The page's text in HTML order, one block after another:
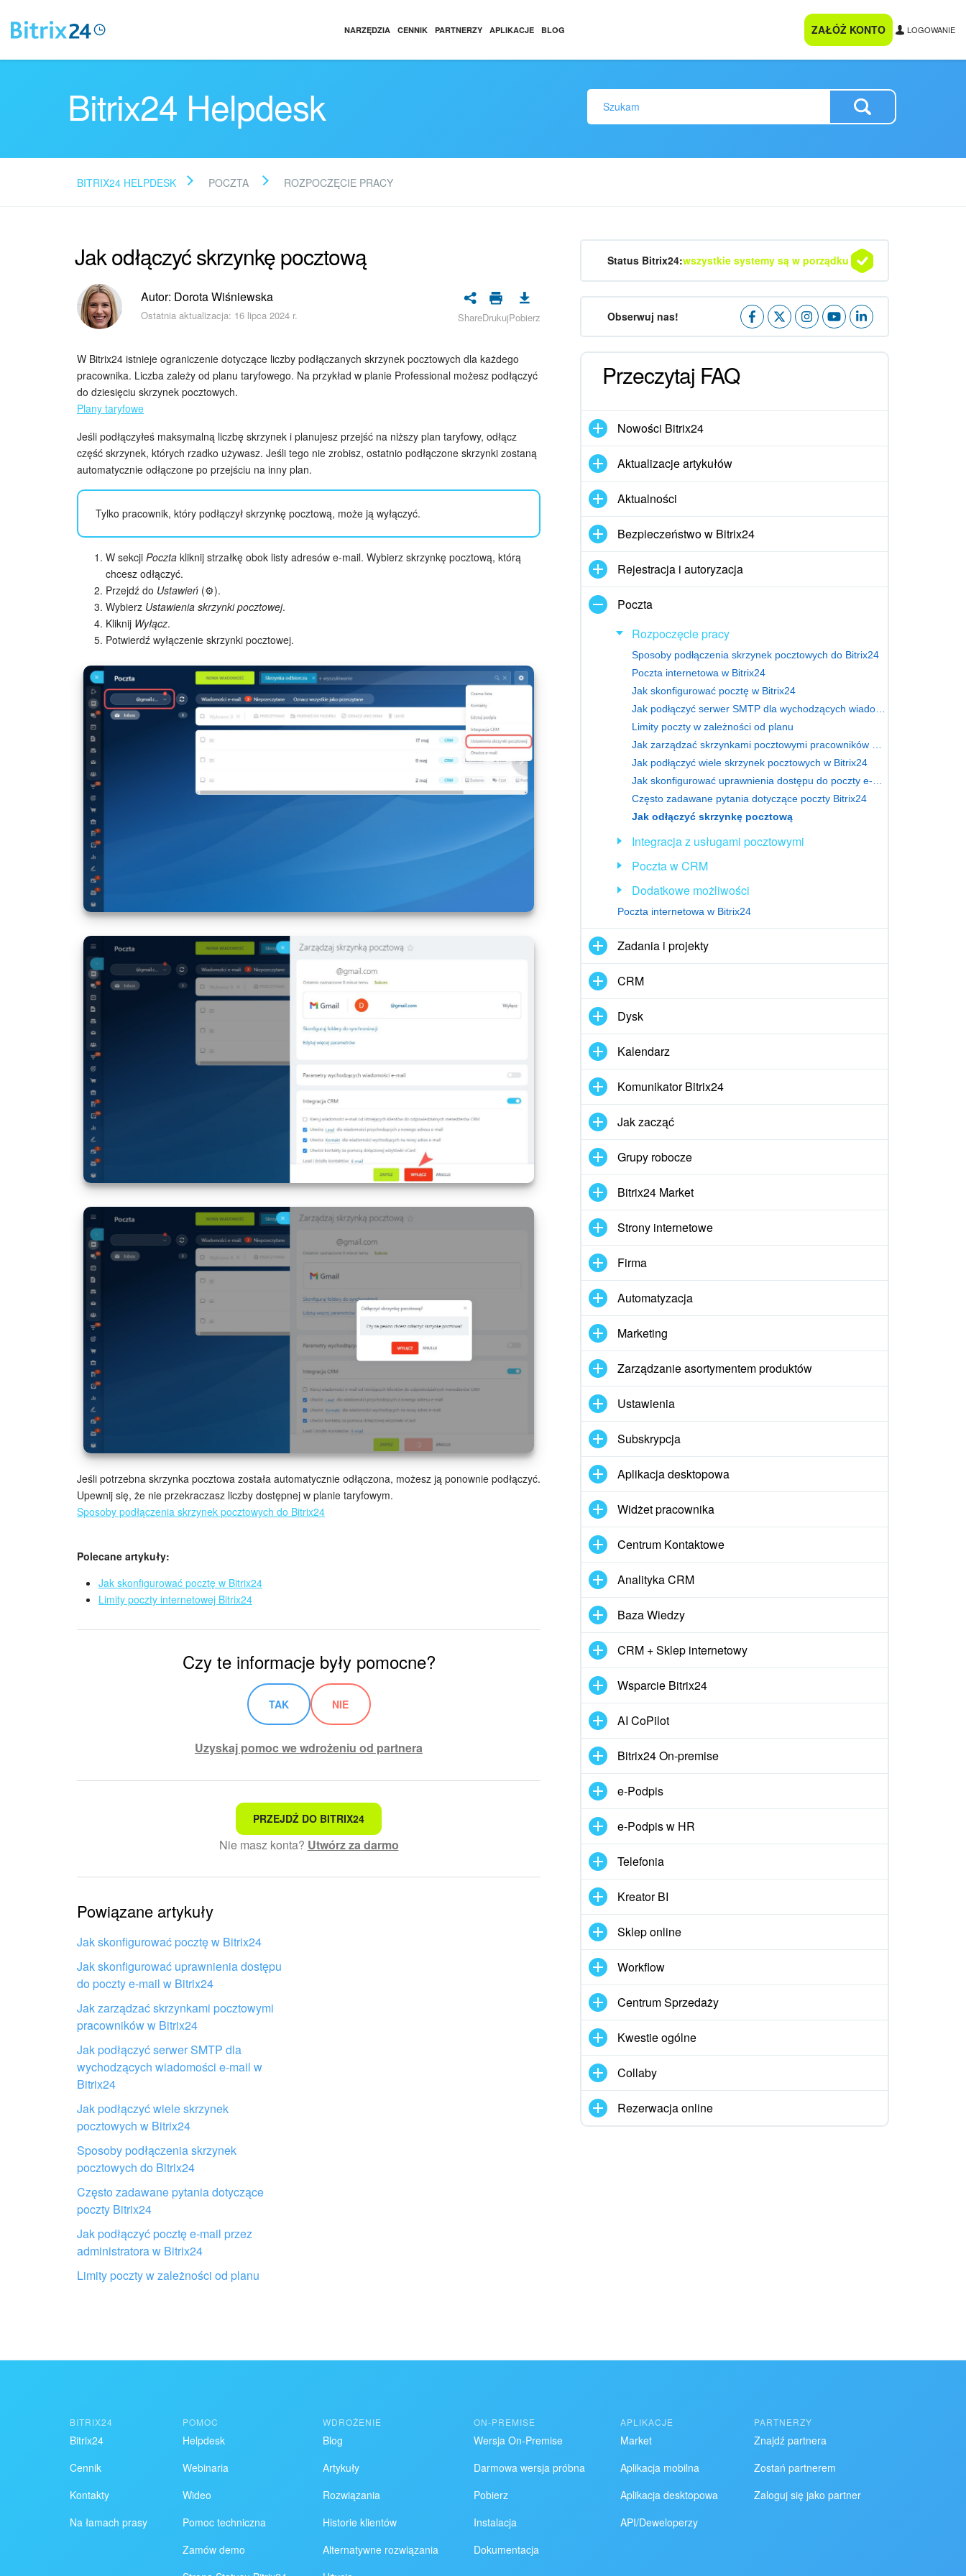
NARZĘDZIA CENNIK PARTNERZY APLIKACJE BLOG ZAŁÓŻ KONTO LOGOWANIE
Bitrix24 Helpdesk
BITRIX24 HELPDESK POCZTA ROZPOCZĘCIE PRACY
Jak odłączyć skrzynkę pocztową
Autor: Dorota Wiśniewska
Ostatnia aktualizacja: 16 lipca 2024 r. ShareDrukujPobierz
W Bitrix24 istnieje ograniczenie dotyczące liczby podłączanych skrzynek pocztowych dla każdego
pracownika. Liczba zależy od planu taryfowego. Na przykład w planie Professional możesz podłączyć
do dziesięciu skrzynek pocztowych.
Plany taryfowe
Jeśli podłączyłeś maksymalną liczbę skrzynek i planujesz przejść na niższy plan taryfowy, odłącz
część skrzynek, których rzadko używasz. Jeśli tego nie zrobisz, ostatnio podłączone skrzynki zostaną
automatycznie odłączone po przejściu na inny plan.
Tylko pracownik, który podłączył skrzynkę pocztową, może ją wyłączyć.
W sekcji Poczta kliknij strzałkę obok listy adresów e-mail. Wybierz skrzynkę pocztową, którą
chcesz odłączyć.
Przejdź do Ustawień (⚙️).
Wybierz Ustawienia skrzynki pocztowej.
Kliknij Wyłącz.
Potwierdź wyłączenie skrzynki pocztowej.
Jeśli potrzebna skrzynka pocztowa została automatycznie odłączona, możesz ją ponownie podłączyć.
Upewnij się, że nie przekraczasz liczby dostępnej w planie taryfowym.
Sposoby podłączenia skrzynek pocztowych do Bitrix24
Polecane artykuły:
Jak skonfigurować pocztę w Bitrix24
Limity poczty internetowej Bitrix24
Czy te informacje były pomocne?
TAK NIE
Uzyskaj pomoc we wdrożeniu od partnera
To nie jest to, czego szukam
Artykuł jest za krótki. Potrzebuję więcej informacji
Nie podoba mi się sposób działania tego narzędzia
Otrzymaj pomoc przy konfiguracji
Bitrix24 od lokalnych specjalistów
ZNAJDŹ PARTNERA BITRIX24 W POBLIŻU
PRZEJDŹ DO BITRIX24
Nie masz konta? Utwórz za darmo
Powiązane artykuły
Jak skonfigurować pocztę w Bitrix24
Jak skonfigurować uprawnienia dostępu
do poczty e-mail w Bitrix24
Jak zarządzać skrzynkami pocztowymi
pracowników w Bitrix24
Jak podłączyć serwer SMTP dla
wychodzących wiadomości e-mail w
Bitrix24
Jak podłączyć wiele skrzynek
pocztowych w Bitrix24
Sposoby podłączenia skrzynek
pocztowych do Bitrix24
Często zadawane pytania dotyczące
poczty Bitrix24
Jak podłączyć pocztę e-mail przez
administratora w Bitrix24
Limity poczty w zależności od planu
Status Bitrix24:wszystkie systemy są w porządku
Obserwuj nas!
Przeczytaj FAQ
Nowości Bitrix24
Aktualizacje artykułów
Aktualności
Bezpieczeństwo w Bitrix24
Rejestracja i autoryzacja
Poczta
Rozpoczęcie pracy
Sposoby podłączenia skrzynek pocztowych do Bitrix24
Poczta internetowa w Bitrix24
Jak skonfigurować pocztę w Bitrix24
Limity poczty w zależności od planu
Jak podłączyć wiele skrzynek pocztowych w Bitrix24
Często zadawane pytania dotyczące poczty Bitrix24
Jak odłączyć skrzynkę pocztową
Integracja z usługami pocztowymi
Poczta w CRM
Dodatkowe możliwości
Poczta internetowa w Bitrix24
Zadania i projekty
CRM
Dysk
Kalendarz
Komunikator Bitrix24
Jak zacząć
Grupy robocze
Bitrix24 Market
Strony internetowe
Firma
Automatyzacja
Marketing
Zarządzanie asortymentem produktów
Ustawienia
Subskrypcja
Aplikacja desktopowa
Widżet pracownika
Centrum Kontaktowe
Analityka CRM
Baza Wiedzy
CRM + Sklep internetowy
Wsparcie Bitrix24
AI CoPilot
Bitrix24 On-premise
e-Podpis
e-Podpis w HR
Telefonia
Kreator BI
Sklep online
Workflow
Centrum Sprzedaży
Kwestie ogólne
Collaby
Rezerwacja online
BITRIX24
Bitrix24
Cennik
Kontakty
Na łamach prasy
POMOC
Helpdesk
Webinaria
Wideo
Pomoc techniczna
Zamów demo
WDROŻENIE
Blog
Artykuły
Rozwiązania
Historie klientów
Alternatywne rozwiązania
ON-PREMISE
Wersja On-Premise
Darmowa wersja próbna
Pobierz
Instalacja
Dokumentacja
APLIKACJE
Market
Aplikacja mobilna
Aplikacja desktopowa
API/Deweloperzy
PARTNERZY
Znajdź partnera
Zostań partnerem
Zaloguj się jako partner